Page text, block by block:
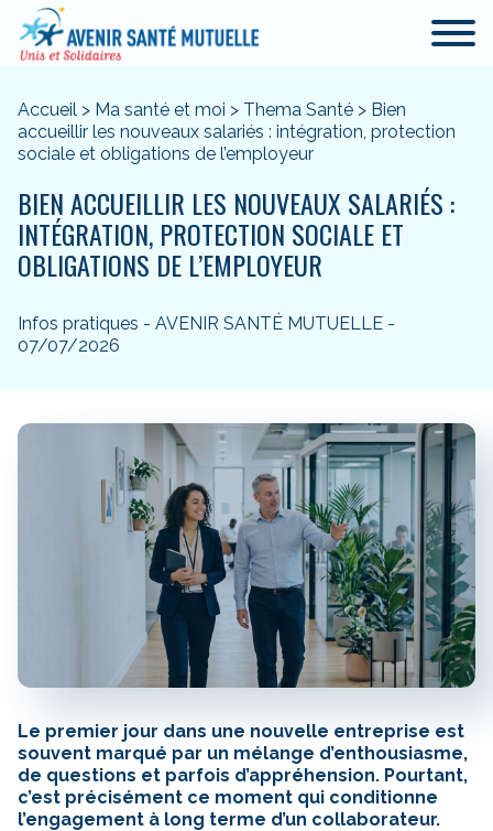
Accueil > Ma santé et moi > Thema Santé > Bien
accueillir les nouveaux salariés : intégration, protection
sociale et obligations de l’employeur
BIEN ACCUEILLIR LES NOUVEAUX SALARIÉS :
INTÉGRATION, PROTECTION SOCIALE ET
OBLIGATIONS DE L’EMPLOYEUR
Infos pratiques - AVENIR SANTÉ MUTUELLE -
07/07/2026
Le premier jour dans une nouvelle entreprise est
souvent marqué par un mélange d’enthousiasme,
de questions et parfois d’appréhension. Pourtant,
c’est précisément ce moment qui conditionne
l’engagement à long terme d’un collaborateur.